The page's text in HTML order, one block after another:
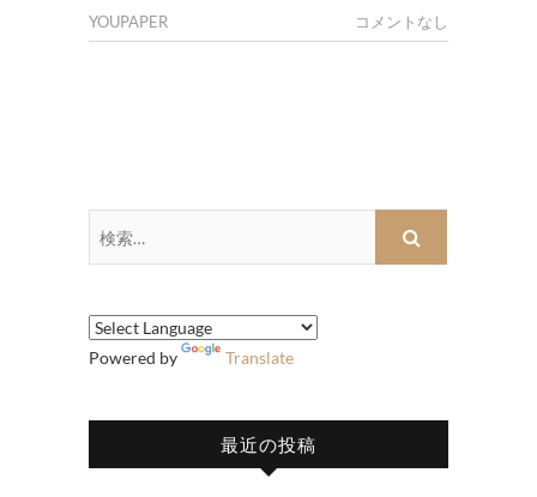
YOUPAPER コメントなし
Powered by Translate
最近の投稿